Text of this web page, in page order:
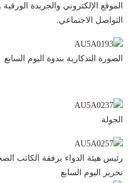
الموقع الإلكتروني والجريدة
التواصل الاجتماعي.
الصورة التذكارية بندوة اليوم السابع
الجولة
رئيس هيئة الدواء برفقة الكاتب
تحرير اليوم السابع